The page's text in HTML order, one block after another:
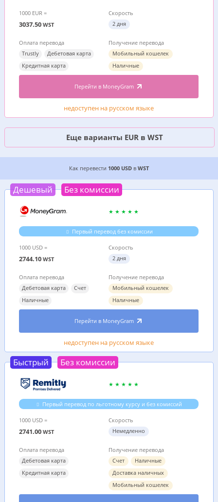
1000 EUR =
3037.50 WST
Скорость
2 дня
Оплата перевода
Trustly
Дебетовая карта
Кредитная карта
Получение перевода
Мобильный кошелек
Наличные
Перейти в MoneyGram
недоступен на русском языке
Еще варианты EUR в WST
3 ДЕШЕВЫХ ВАРИАНТА, ГДЕ ВЫГОДНЕЕ
Как перевести 1000 USD в WST
Дешевый Без комиссии
Первый перевод без комиссии
1000 USD =
2744.10 WST
Скорость
2 дня
Оплата перевода
Дебетовая карта
Счет
Наличные
Получение перевода
Мобильный кошелек
Наличные
Перейти в MoneyGram
недоступен на русском языке
Быстрый Без комиссии
Первый перевод по льготному курсу и без комиссий
1000 USD =
2741.00 WST
Скорость
Немедленно
Оплата перевода
Дебетовая карта
Кредитная карта
Получение перевода
Счет
Наличные
Доставка наличных
Мобильный кошелек